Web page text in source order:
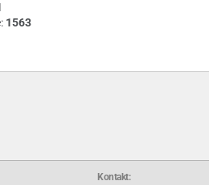
1563
Kontakt: